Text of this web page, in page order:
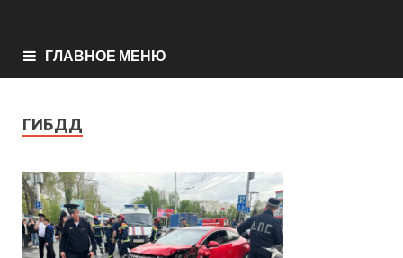
ГЛАВНОЕ МЕНЮ
ГИБДД